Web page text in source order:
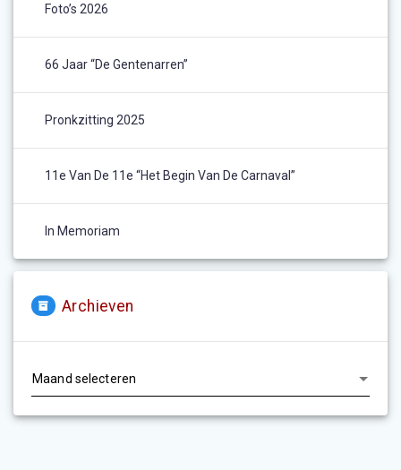
Foto’s 2026
66 Jaar “De Gentenarren”
Pronkzitting 2025
11e Van De 11e “het Begin Van De Carnaval”
In Memoriam
Archieven